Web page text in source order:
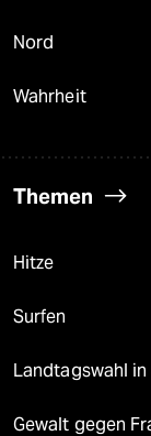
Nord
Wahrheit
Themen
Hitze
Surfen
Landtagswahl
Gewalt gegen